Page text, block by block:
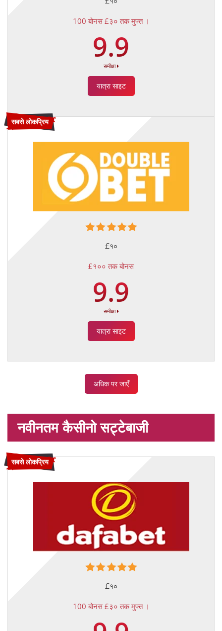
100 बोनस £३० तक मुफ्त ।
9.9
समीक्षा
यात्रा साइट
सबसे लोकप्रिय
£१०
£१०० तक बोनस
9.9
समीक्षा
यात्रा साइट
अधिक पर जाएँ
नवीनतम कैसीनो सट्टेबाजी
सबसे लोकप्रिय
£१०
100 बोनस £३० तक मुफ्त ।